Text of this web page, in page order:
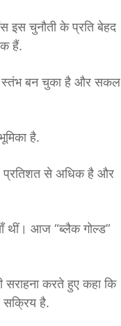
इस चुनौती के प्रति बेहद
हैं.
स्तंभ बन चुका है और सकल
है.
प्रतिशत से अधिक है और
थीं। आज “ब्लैक गोल्ड”
सराहना करते हुए कहा कि
है.